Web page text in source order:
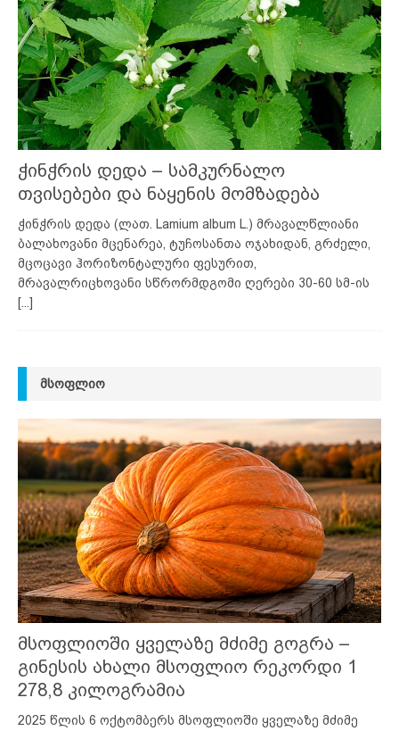
ჭინჭრის დედა – სამკურნალო
თვისებები და ნაყენის მომზადება
ჭინჭრის დედა (ლათ. Lamium album L.) მრავალწლიანი
ბალახოვანი მცენარეა, ტუჩოსანთა ოჯახიდან, გრძელი,
მცოცავი ჰორიზონტალური ფესურით,
მრავალრიცხოვანი სწრორმდგომი ღერები 30-60 სმ-ის
[...]
ᲛᲡᲝᲤᲚᲘᲝ
მსოფლიოში ყველაზე მძიმე გოგრა –
გინესის ახალი მსოფლიო რეკორდი 1
278,8 კილოგრამია
2025 წლის 6 ოქტომბერს მსოფლიოში ყველაზე მძიმე